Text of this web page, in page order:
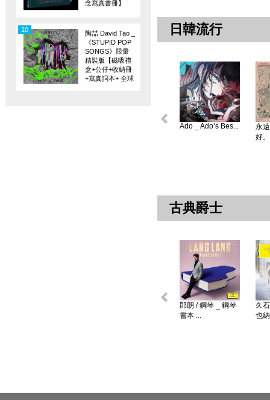
念寫真書冊】
陶喆 David Tao _
《STUPID POP
SONGS》限量
精裝版【磁吸禮
盒+公仔+收納冊
+寫真詞本+ 全球
10 日韓流行
Ado _ Ado’s Bes...
永
好
古典爵士
郎朗 / 鋼琴 _ 鋼琴
書本 ...
久
也